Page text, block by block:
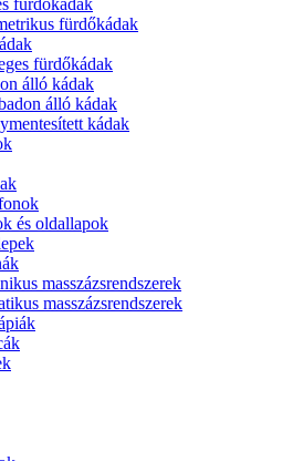
fürdőkádak
fürdőkádak
álló kádak
álló kádak
kádak
és oldallapok
masszázsrendszerek
masszázsrendszerek